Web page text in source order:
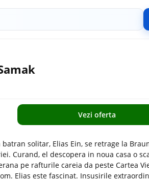
Vezi oferta
solitar, Elias Ein, se retrage la
Curand, el descopera in noua casa o
pe rafturile careia da peste Cartea
Elias este fascinat. Insusirile